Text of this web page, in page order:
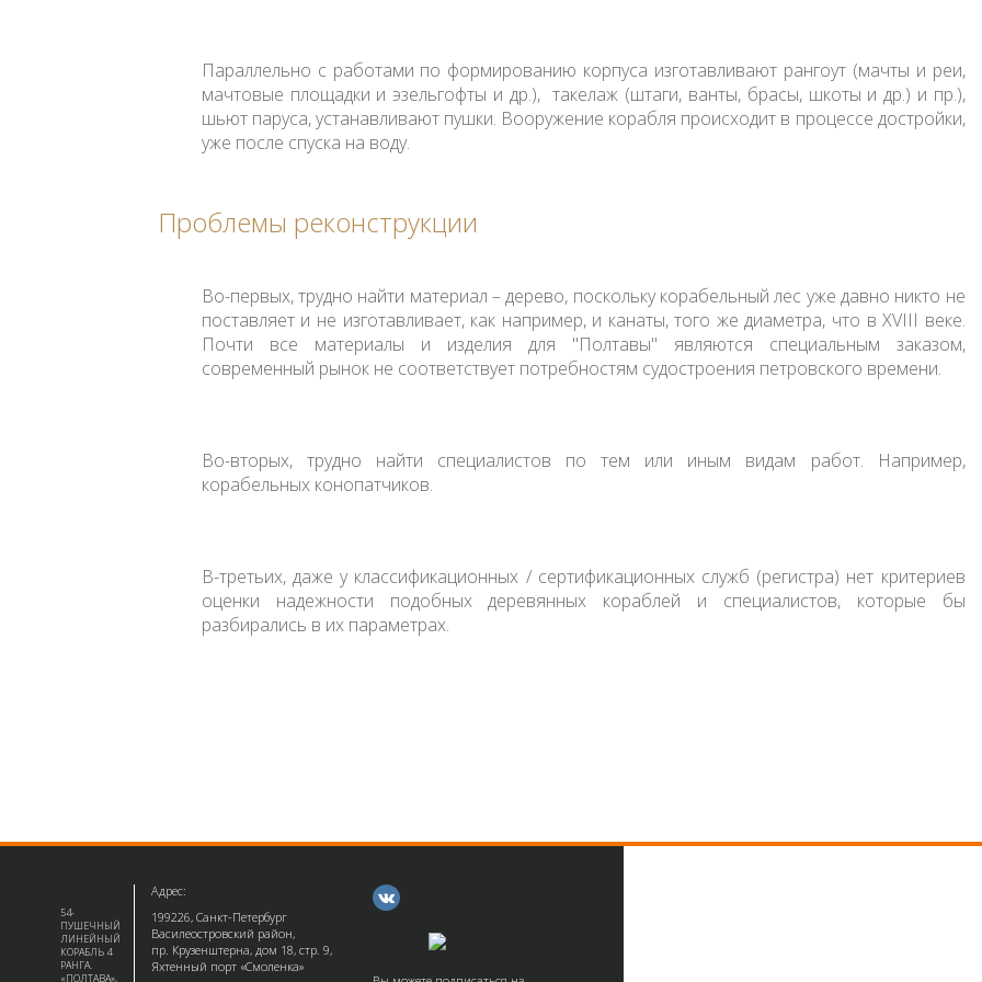
Параллельно с работами по формированию корпуса изготавливают рангоут (мачты и реи,
мачтовые площадки и эзельгофты и др.), такелаж (штаги, ванты, брасы, шкоты и др.) и пр.),
шьют паруса, устанавливают пушки. Вооружение корабля происходит в процессе достройки,
уже после спуска на воду.
Проблемы реконструкции
Во-первых, трудно найти материал – дерево, поскольку корабельный лес уже давно никто не
поставляет и не изготавливает, как например, и канаты, того же диаметра, что в XVIII веке.
Почти все материалы и изделия для "Полтавы" являются специальным заказом,
современный рынок не соответствует потребностям судостроения петровского времени.
Во-вторых, трудно найти специалистов по тем или иным видам работ. Например,
корабельных конопатчиков.
В-третьих, даже у классификационных / сертификационных служб (регистра) нет критериев
оценки надежности подобных деревянных кораблей и специалистов, которые бы
разбирались в их параметрах.
54-
ПУШЕЧНЫЙ
ЛИНЕЙНЫЙ
КОРАБЛЬ 4
РАНГА.
«ПОЛТАВА»,
Адрес:
199226, Санкт-Петербург
Василеостровский район,
пр. Крузенштерна, дом 18, стр. 9,
Яхтенный порт «Смоленка»